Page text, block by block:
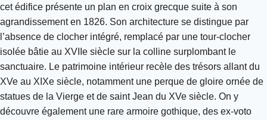
cet édifice présente un plan en croix grecque suite à son
agrandissement en 1826. Son architecture se distingue par
l’absence de clocher intégré, remplacé par une tour-clocher
isolée bâtie au XVIIe siècle sur la colline surplombant le
sanctuaire. Le patrimoine intérieur recèle des trésors allant du
XVe au XIXe siècle, notamment une perque de gloire ornée de
statues de la Vierge et de saint Jean du XVe siècle. On y
découvre également une rare armoire gothique, des ex-voto